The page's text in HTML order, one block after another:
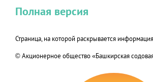
Страница, на которой раскрывается
© Акционерное общество «Башкирская
Полная версия